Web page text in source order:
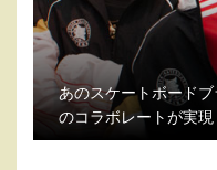
あのスケートボード
のコラボレートが実現